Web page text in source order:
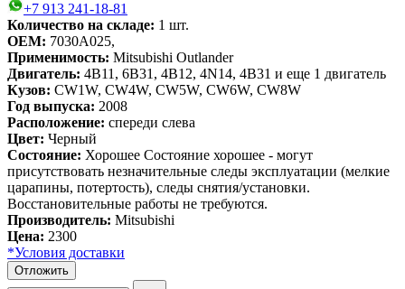
+7 913 241-18-81
Количество на складе: 1 шт.
OEM: 7030A025,
Применимость: Mitsubishi Outlander
Двигатель: 4B11, 6B31, 4B12, 4N14, 4B31 и еще 1 двигатель
Кузов: CW1W, CW4W, CW5W, CW6W, CW8W
Год выпуска: 2008
Расположение: спереди слева
Цвет: Черный
Состояние: Хорошее Состояние хорошее - могут
присутствовать незначительные следы эксплуатации (мелкие
царапины, потертость), следы снятия/установки.
Восстановительные работы не требуются.
Производитель: Mitsubishi
Цена: 2300
*Условия доставки
Отложить